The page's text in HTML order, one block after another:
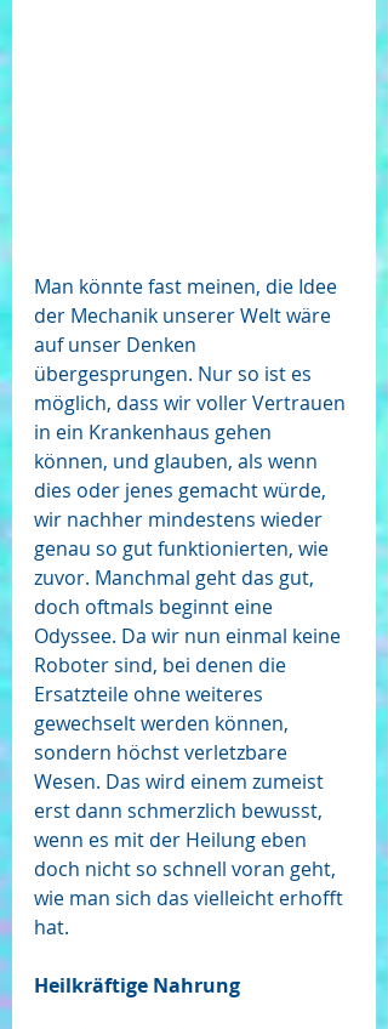
Man könnte fast meinen, die Idee
der Mechanik unserer Welt wäre
auf unser Denken
übergesprungen. Nur so ist es
möglich, dass wir voller Vertrauen
in ein Krankenhaus gehen
können, und glauben, als wenn
dies oder jenes gemacht würde,
wir nachher mindestens wieder
genau so gut funktionierten, wie
zuvor. Manchmal geht das gut,
doch oftmals beginnt eine
Odyssee. Da wir nun einmal keine
Roboter sind, bei denen die
Ersatzteile ohne weiteres
gewechselt werden können,
sondern höchst verletzbare
Wesen. Das wird einem zumeist
erst dann schmerzlich bewusst,
wenn es mit der Heilung eben
doch nicht so schnell voran geht,
wie man sich das vielleicht erhofft
hat.
Heilkräftige Nahrung